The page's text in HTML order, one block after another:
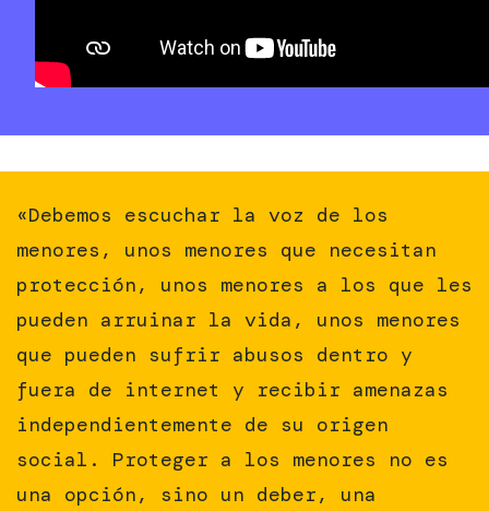
«Debemos escuchar la voz de los
menores, unos menores que necesitan
protección, unos menores a los que les
pueden arruinar la vida, unos menores
que pueden sufrir abusos dentro y
fuera de internet y recibir amenazas
independientemente de su origen
social. Proteger a los menores no es
una opción, sino un deber, una